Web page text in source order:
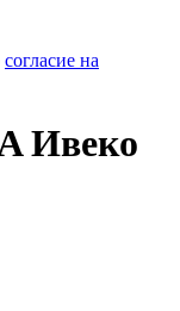
согласие на
Ивеко